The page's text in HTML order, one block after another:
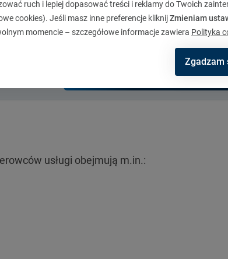
usługi obejmują m.in.:
ruch i lepiej dopasować treści i reklamy do Twoich
cookies). Jeśli masz inne preferencje kliknijZmieniam
momencie – szczegółowe informacje zawiera Polityka
Zgadzam